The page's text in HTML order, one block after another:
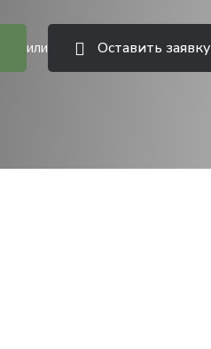
или Оставить заявку